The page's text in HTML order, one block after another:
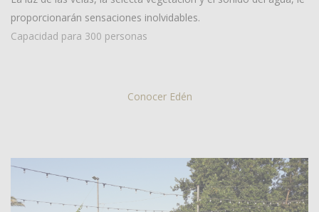
proporcionarán sensaciones inolvidables.
Capacidad para 300 personas
Conocer Edén